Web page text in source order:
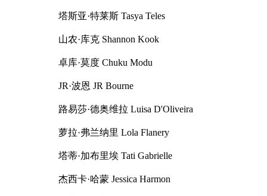
塔斯亚·特莱斯 Tasya Teles
山农·库克 Shannon Kook
卓库·莫度 Chuku Modu
JR·波恩 JR Bourne
路易莎·德奥维拉 Luisa D'Oliveira
萝拉·弗兰纳里 Lola Flanery
塔蒂·加布里埃 Tati Gabrielle
杰西卡·哈蒙 Jessica Harmon